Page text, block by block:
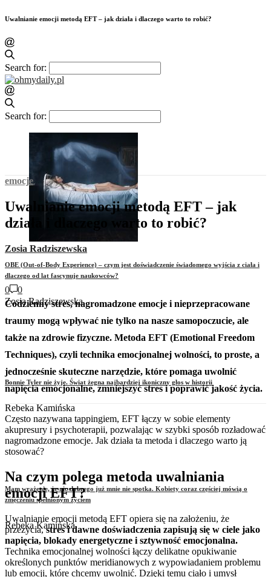
Uwalnianie emocji metodą EFT – jak działa i dlaczego warto to robić?
Search for:
Search for:
OBE (Out-of-Body Experience) – czym jest doświadczenie świadomego wyjścia z ciała i
dlaczego od lat fascynuje naukowców?
Zosia Radziszewska
Bonnie Tyler nie żyje. Świat żegna najbardziej ikoniczny głos w historii
Rebeka Kamińska
Mam wrażenie, że nic dobrego już mnie nie spotka. Kobiety coraz częściej mówią o
zmęczeniu spełnionym życiem
Rebeka Kamińska
emocje
Uwalnianie emocji metodą EFT – jak
działa i dlaczego warto to robić?
Zosia Radziszewska
0
0
Codzienny stres, nagromadzone emocje i nieprzepracowane
traumy mogą wpływać nie tylko na nasze samopoczucie, ale
także na zdrowie fizyczne. Metoda EFT (Emotional Freedom
Techniques), czyli technika emocjonalnej wolności, to proste, a
jednocześnie skuteczne narzędzie, które pomaga uwolnić
napięcia emocjonalne, zmniejszyć stres i poprawić jakość życia.
Często nazywana tappingiem, EFT łączy w sobie elementy
akupresury i psychoterapii, pozwalając w szybki sposób rozładować
nagromadzone emocje. Jak działa ta metoda i dlaczego warto ją
stosować?
Na czym polega metoda uwalniania
emocji EFT?
Uwalnianie emocji metodą EFT opiera się na założeniu, że
przeżycia,stres i dawne doświadczenia zapisują się w ciele jako
napięcia, blokady energetyczne i sztywność emocjonalna.
Technika emocjonalnej wolności łączy delikatne opukiwanie
określonych punktów meridianowych z wypowiadaniem problemu
lub emocji, które chcemy uwolnić. Dzięki temu ciało i umysł